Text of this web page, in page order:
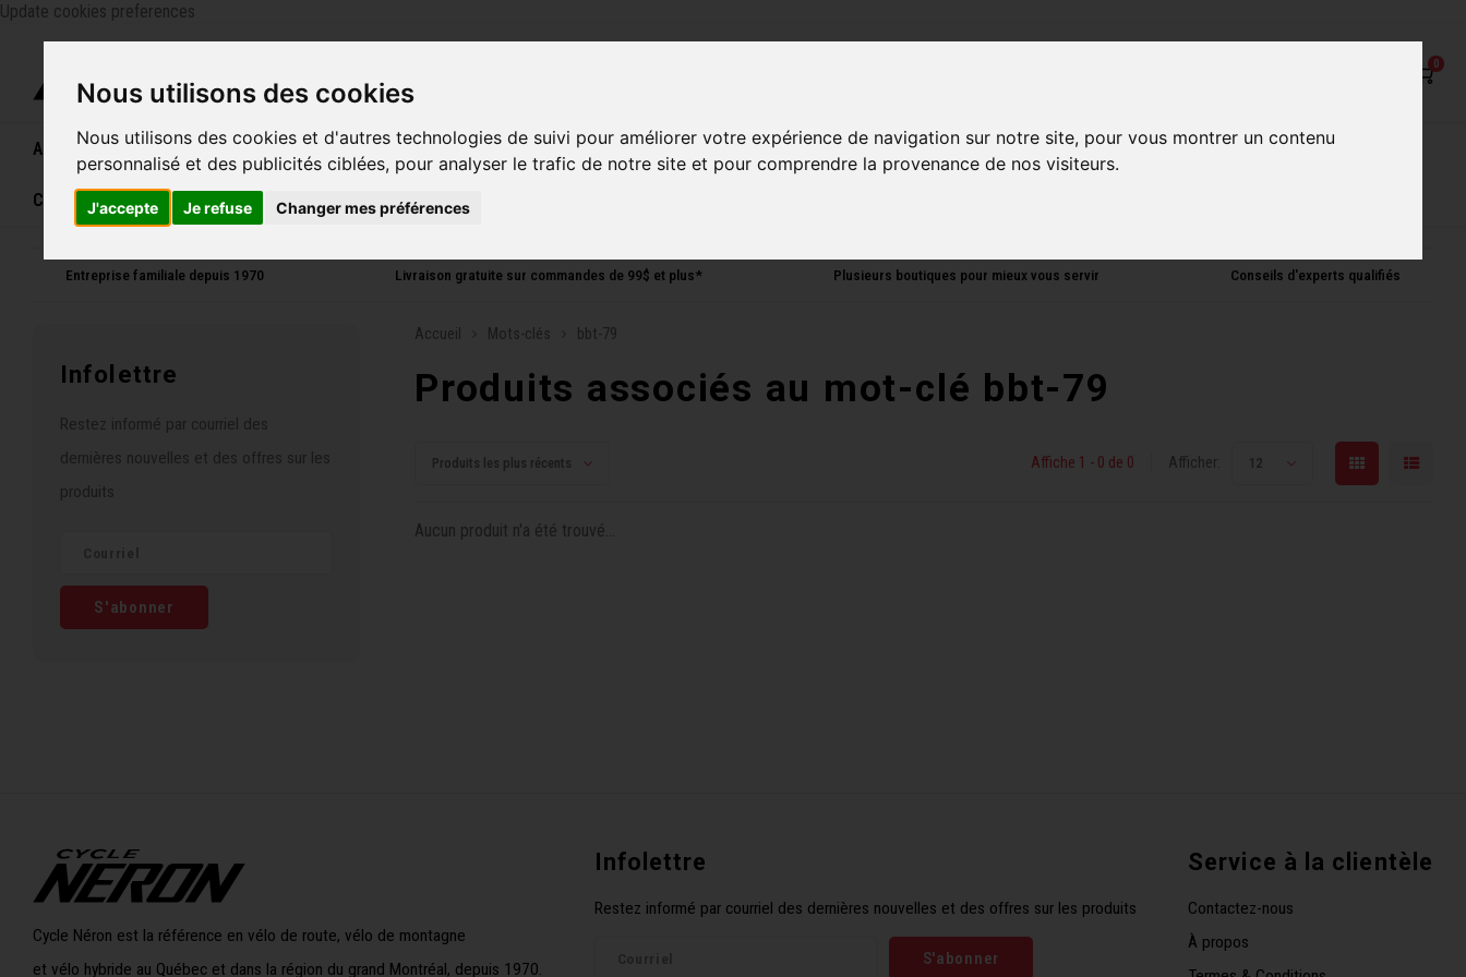
Nous utilisons des cookies
Nous utilisons des cookies et d'autres technologies de suivi pour améliorer votre expérience de navigation sur notre site, pour vous montrer un contenu
personnalisé et des publicités ciblées, pour analyser le trafic de notre site et pour comprendre la provenance de nos visiteurs.
J'accepte Je refuse Changer mes préférences
Update cookies preferences
0
Accueil Vélos Souliers Casques Femme Homme Accessoires Composantes Liquidation Nos Services Nos boutiques
Carte cadeau
Entreprise familiale depuis 1970 Livraison gratuite sur commandes de 99$ et plus* Plusieurs boutiques pour mieux vous servir Conseils d'experts qualifiés
Infolettre
Restez informé par courriel des
dernières nouvelles et des offres sur les
produits
S'abonner
Accueil Mots-clés bbt-79
Produits associés au mot-clé bbt-79
Produits les plus récents Affiche 1 - 0 de 0 Afficher: 12
Aucun produit n'a été trouvé...
Cycle Néron est la référence en vélo de route, vélo de montagne
et vélo hybride au Québec et dans la région du grand Montréal, depuis 1970.
Infolettre
Restez informé par courriel des dernières nouvelles et des offres sur les produits
S'abonner
Service à la clientèle
Contactez-nous
À propos